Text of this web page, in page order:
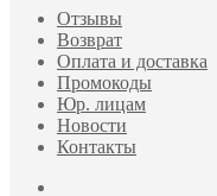
Отзывы
Возврат
Оплата и доставка
Промокоды
Юр. лицам
Новости
Контакты